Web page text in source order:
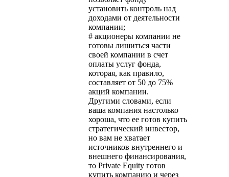
установить контроль над
доходами от деятельности
компании;
# акционеры компании не
готовы лишиться части
своей компании в счет
оплаты услуг фонда,
которая, как правило,
составляет от 50 до 75%
акций компании.
Другими словами, если
ваша компания настолько
хороша, что ее готов купить
стратегический инвестор,
но вам не хватает
источников внутреннего и
внешнего финансирования,
то Private Equity готов
купить компанию и через